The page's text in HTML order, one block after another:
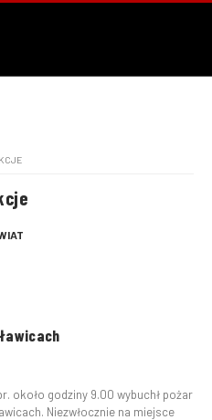
około godziny 9.00 wybuchł pożar
Niezwłocznie na miejsce